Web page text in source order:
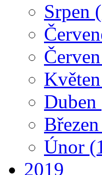
Srpen
Červen
Květen
Duben
Březen
Únor
2019